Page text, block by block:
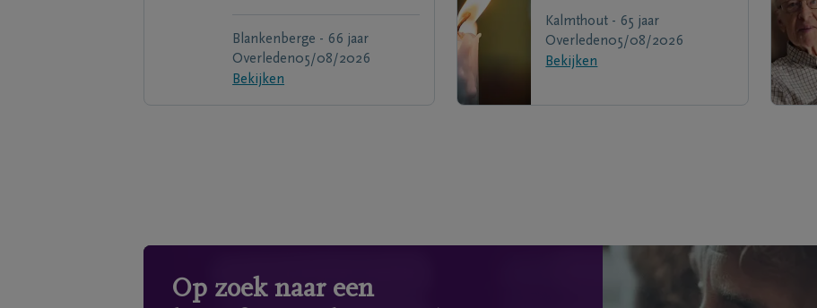
Blankenberge - 66 jaar
Overleden05/08/2026
Bekijken
Kalmthout - 65 jaar
Overleden05/08/2026
Bekijken
Op zoek naar een